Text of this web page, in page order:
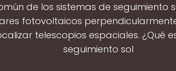
de los sistemas de seguimiento
fotovoltaicos
telescopios espaciales. ¿Qué
seguimiento sol